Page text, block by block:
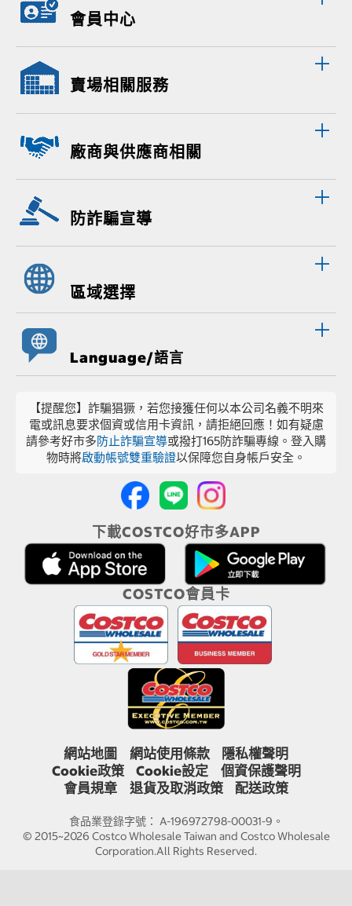
會員中心
賣場相關服務
廠商與供應商相關
防詐騙宣導
區域選擇
Language/語言
【提醒您】詐騙猖獗，若您接獲任何以本公司名義不明來
電或訊息要求個資或信用卡資訊，請拒絕回應！如有疑慮
請參考好市多防止詐騙宣導或撥打165防詐騙專線。登入購
物時將啟動帳號雙重驗證以保障您自身帳戶安全。
下載COSTCO好市多APP
COSTCO會員卡
網站地圖 網站使用條款
隱私權聲明
Cookie政策
Cookie設定
個資保護聲明
會員規章
退貨及取消政策 配送政策
食品業登錄字號： A-196972798-00031-9。
© 2015~2026 Costco Wholesale Taiwan and Costco Wholesale
Corporation.All Rights Reserved.